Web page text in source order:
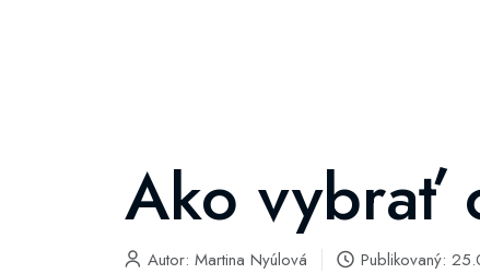
Ako vybrať
Autor: Martina Nyúlová Publikovaný: